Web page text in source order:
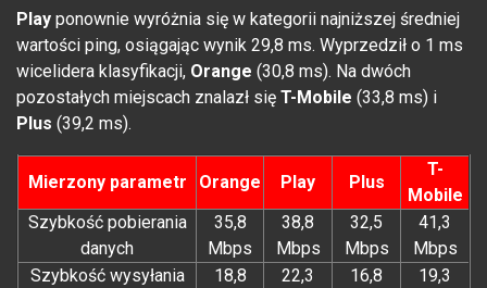
Play ponownie wyróżnia się w kategorii najniższej średniej
wartości ping, osiągając wynik 29,8 ms. Wyprzedził o 1 ms
wicelidera klasyfikacji, Orange (30,8 ms). Na dwóch
pozostałych miejscach znalazł się T-Mobile (33,8 ms) i
Plus (39,2 ms).
Mierzony parametr Orange Play Plus
T-
Mobile
Szybkość pobierania
danych
35,8
Mbps
38,8
Mbps
32,5
Mbps
41,3
Mbps
Szybkość wysyłania
18,8
22,3
16,8
19,3